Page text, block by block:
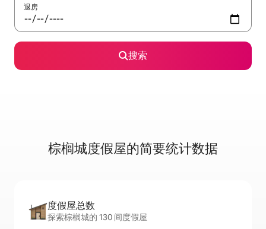
退房
搜索
棕榈城度假屋的简要统计数据
度假屋总数
探索棕榈城的 130 间度假屋